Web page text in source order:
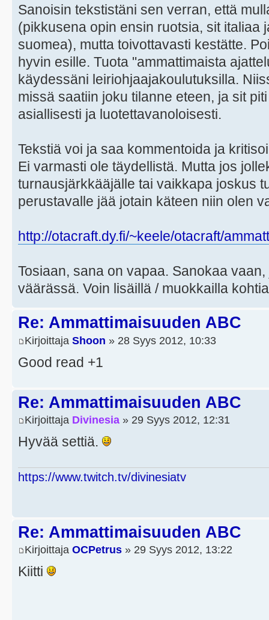
Sanoisin tekstistäni sen verran, että
(pikkusena opin ensin ruotsia, sit italiaa
suomea), mutta toivottavasti kestätte.
hyvin esille. Tuota "ammattimaista
käydessäni leiriohjaajakoulutuksilla.
missä saatiin joku tilanne eteen, ja sit
asiallisesti ja luotettavanoloisesti.
Tekstiä voi ja saa kommentoida ja
Ei varmasti ole täydellistä. Mutta jos
turnausjärkkääjälle tai vaikkapa joskus
perustavalle jää jotain käteen niin olen
http://otacraft.dy.fi/~keele/otacraft/
Tosiaan, sana on vapaa. Sanokaa
väärässä. Voin lisäillä / muokkailla
Re: Ammattimaisuuden ABC
Kirjoittaja Shoon » 28 Syys 2012, 10:33
Good read +1
Re: Ammattimaisuuden ABC
Kirjoittaja Divinesia » 29 Syys 2012, 12:31
Hyvää settiä.
https://www.twitch.tv/divinesiatv
Re: Ammattimaisuuden ABC
Kirjoittaja OCPetrus » 29 Syys 2012, 13:22
Kiitti